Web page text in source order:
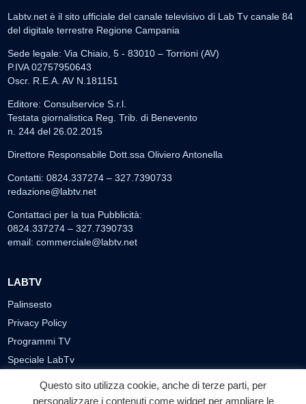
Labtv.net è il sito ufficiale del canale televisivo di Lab Tv canale 84
del digitale terrestre Regione Campania
Sede legale: Via Chiaio, 5 - 83010 – Torrioni (AV)
P.IVA 02757950643
Oscr. R.E.A. AV N.181151
Editore: Consulservice S.r.l.
Testata giornalistica Reg. Trib. di Benevento
n. 244 del 26.02.2015
Direttore Responsabile Dott.ssa Oliviero Antonella
Contatti: 0824.337274 – 327.7390733
redazione@labtv.net
Contattaci per la tua Pubblicità:
0824.337274 – 327.7390733
email: commerciale@labtv.net
LABTV
Palinsesto
Privacy Policy
Programmi TV
Speciale LabTv
Questo sito utilizza cookie, anche di terze parti, per
personalizzare i contenuti come widget per ampliare le